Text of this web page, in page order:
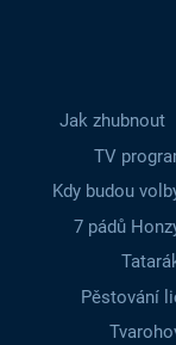
Jak zhubnout
TV
Kdy budou
7 pádů
Pěstování